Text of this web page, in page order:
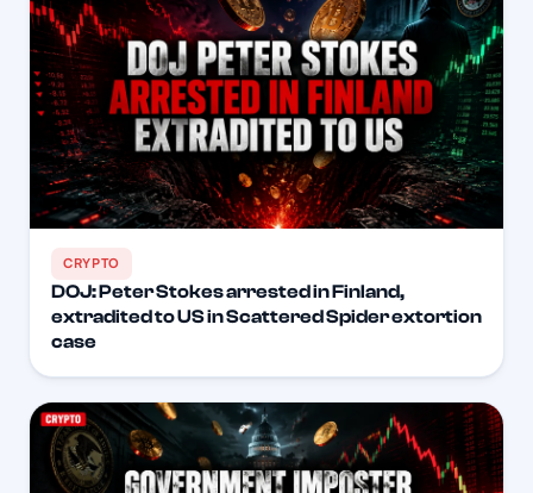
CRYPTO
DOJ: Peter Stokes arrested in Finland,
extradited to US in Scattered Spider extortion
case